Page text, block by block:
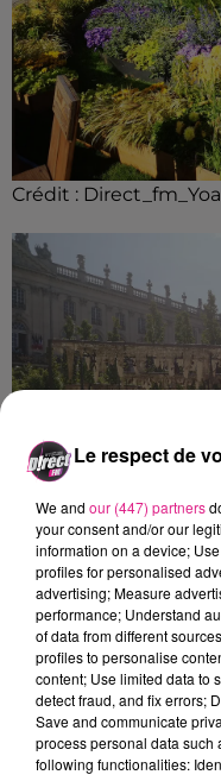
Crédit :
Crédit :
Le respect de
We and our (447) partners
your consent and/or our
information on a device;
profiles for personalised
advertising; Measure
performance; Understand
of data from different
profiles to personalise
content; Use limited data to
detect fraud, and fix errors;
Save and communicate
process personal data such
following functionalities: